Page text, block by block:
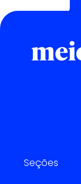
Seções